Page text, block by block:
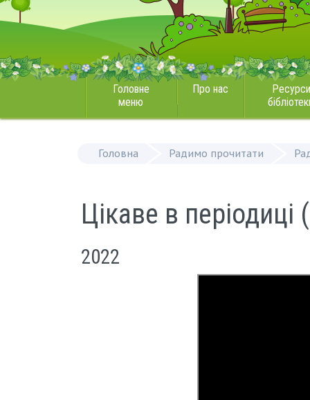
Головне
меню
Про нас
Ресурси
Головна Радимо прочитати
Цікаве в періодиці
2022